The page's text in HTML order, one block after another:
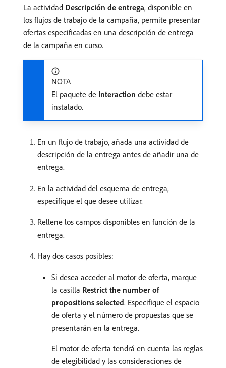
La actividad Descripción de entrega, disponible en
los flujos de trabajo de la campaña, permite presentar
ofertas especificadas en una descripción de entrega
de la campaña en curso.
NOTA
El paquete de Interaction debe estar
instalado.
En un flujo de trabajo, añada una actividad de
descripción de la entrega antes de añadir una de
entrega.
En la actividad del esquema de entrega,
especifique el que desee utilizar.
Rellene los campos disponibles en función de la
entrega.
Hay dos casos posibles:
Si desea acceder al motor de oferta, marque
la casilla Restrict the number of
propositions selected. Especifique el espacio
de oferta y el número de propuestas que se
presentarán en la entrega.
El motor de oferta tendrá en cuenta las reglas
de elegibilidad y las consideraciones de